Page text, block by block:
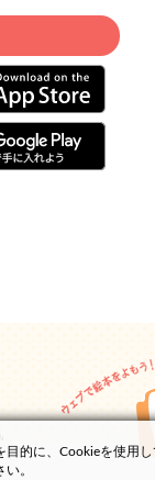
的に、Cookieを使用し
。